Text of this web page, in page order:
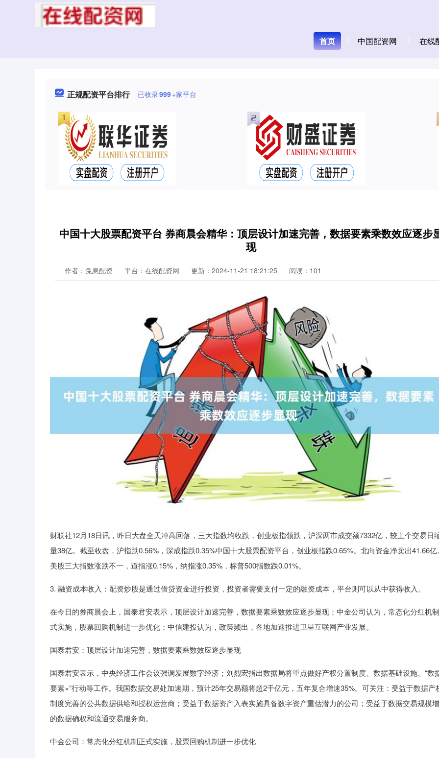
首页 中国配资网 在线
正规配资平台排行 已收录999+家平台
中国十大股票配资平台 券商晨会精华：顶层设计加速完善，数据要素乘数效应逐步
现
作者：免息配资 平台：在线配资网 更新：2024-11-21 18:21:25 阅读：101
财联社12月18日讯，昨日大盘全天冲高回落，三大指数均收跌，创业板指领跌，沪深两市成交额7332亿，较上个交易日
量38亿。截至收盘，沪指跌0.56%，深成指跌0.35%中国十大股票配资平台，创业板指跌0.65%。北向资金净卖出41.66亿。
美股三大指数涨跌不一，道指涨0.15%，纳指涨0.35%，标普500指数跌0.01%。
3. 融资成本收入：配资炒股是通过借贷资金进行投资，投资者需要支付一定的融资成本，平台则可以从中获得收入。
在今日的券商晨会上，国泰君安表示，顶层设计加速完善，数据要素乘数效应逐步显现；中金公司认为，常态化分红机
式实施，股票回购机制进一步优化；中信建投认为，政策频出，各地加速推进卫星互联网产业发展。
国泰君安：顶层设计加速完善，数据要素乘数效应逐步显现
国泰君安表示，中央经济工作会议强调发展数字经济；刘烈宏指出数据局将重点做好产权分置制度、数据基础设施、“数
要素×”行动等工作。我国数据交易处加速期，预计25年交易额将超2千亿元，五年复合增速35%。可关注：受益于数据产
制度完善的公共数据供给和授权运营商；受益于数据资产入表实施具备数字资产重估潜力的公司；受益于数据交易规模
的数据确权和流通交易服务商。
中金公司：常态化分红机制正式实施，股票回购机制进一步优化